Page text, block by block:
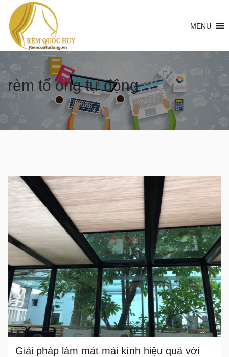
MENU
rèm tổ ong tự động
Giải pháp làm mát mái kính hiệu quả với